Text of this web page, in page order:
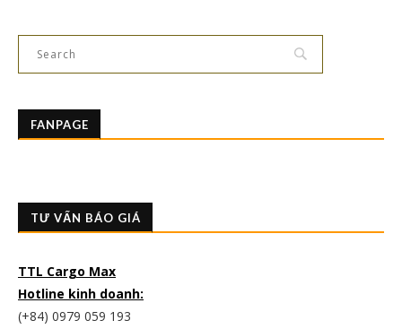
FANPAGE
TƯ VẤN BÁO GIÁ
TTL Cargo Max
Hotline kinh doanh:
(+84) 0979 059 193